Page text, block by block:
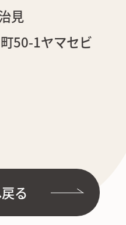
見
50-1ヤマセビ
る